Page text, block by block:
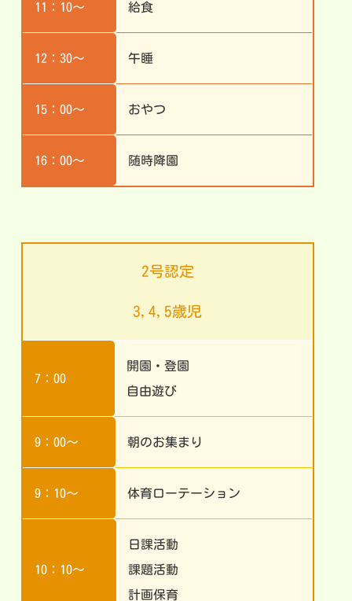
11：10～ 給食
12：30～ 午睡
15：00～ おやつ
16：00～ 随時降園
2号認定
3,4,5歳児
7：00
開園・登園
自由遊び
9：00～ 朝のお集まり
9：10～ 体育ローテーション
10：10～
日課活動
課題活動
計画保育